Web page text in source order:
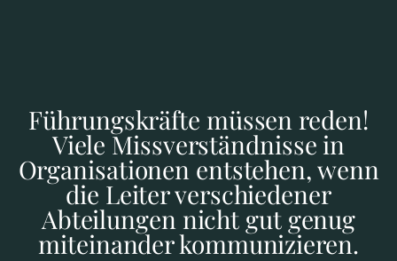
Führungskräfte müssen reden!
Viele Missverständnisse in
Organisationen entstehen, wenn
die Leiter verschiedener
Abteilungen nicht gut genug
miteinander kommunizieren.